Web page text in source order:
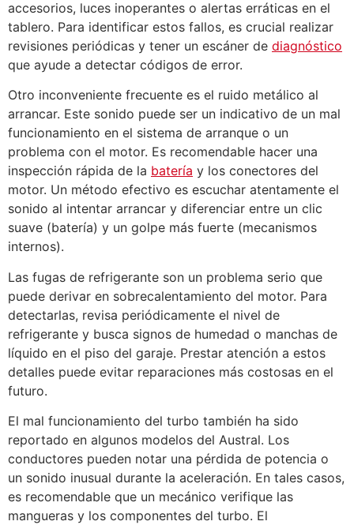
accesorios, luces inoperantes o alertas erráticas en el
tablero. Para identificar estos fallos, es crucial realizar
revisiones periódicas y tener un escáner de diagnóstico
que ayude a detectar códigos de error.
Otro inconveniente frecuente es el ruido metálico al
arrancar. Este sonido puede ser un indicativo de un mal
funcionamiento en el sistema de arranque o un
problema con el motor. Es recomendable hacer una
inspección rápida de la batería y los conectores del
motor. Un método efectivo es escuchar atentamente el
sonido al intentar arrancar y diferenciar entre un clic
suave (batería) y un golpe más fuerte (mecanismos
internos).
Las fugas de refrigerante son un problema serio que
puede derivar en sobrecalentamiento del motor. Para
detectarlas, revisa periódicamente el nivel de
refrigerante y busca signos de humedad o manchas de
líquido en el piso del garaje. Prestar atención a estos
detalles puede evitar reparaciones más costosas en el
futuro.
El mal funcionamiento del turbo también ha sido
reportado en algunos modelos del Austral. Los
conductores pueden notar una pérdida de potencia o
un sonido inusual durante la aceleración. En tales casos,
es recomendable que un mecánico verifique las
mangueras y los componentes del turbo. El